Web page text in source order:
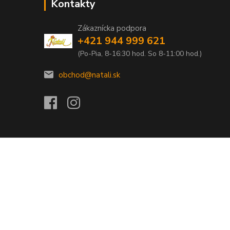
Kontakty
Zákaznícka podpora
+421 944 999 621
(Po-Pia, 8-16:30 hod. So 8-11:00 hod.)
obchod@natali.sk